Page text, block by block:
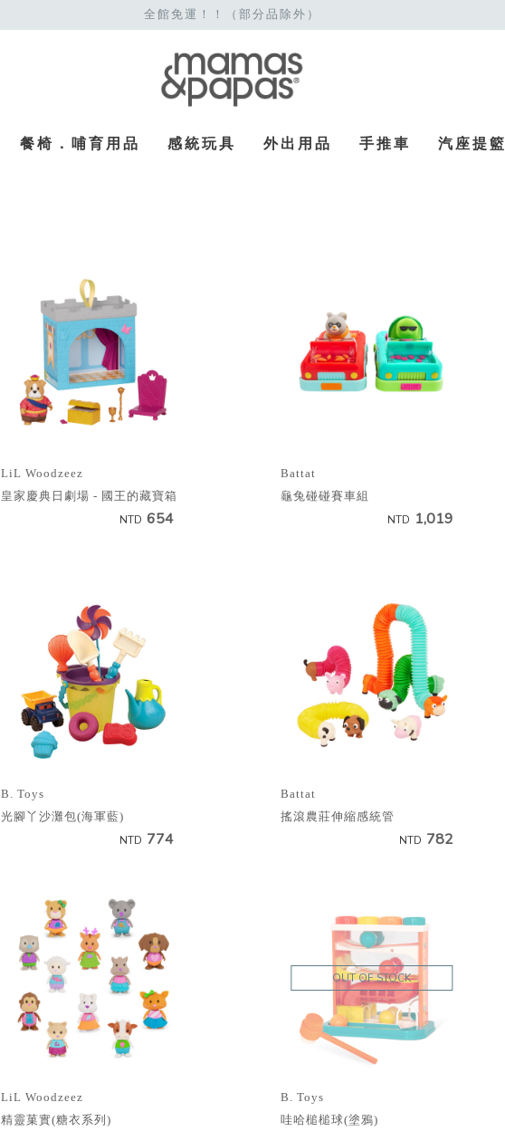
全館免運！！（部分品除外）
餐椅．哺育用品 感統玩具 外出用品 手推車 汽座提籃
LiL Woodzeez
皇家慶典日劇場 - 國王的藏寶箱
NTD 654
Battat
龜兔碰碰賽車組
NTD 1,019
B. Toys
光腳丫沙灘包(海軍藍)
NTD 774
Battat
搖滾農莊伸縮感統管
NTD 782
LiL Woodzeez
精靈菓實(糖衣系列)
OUT OF STOCK
B. Toys
哇哈槌槌球(塗鴉)